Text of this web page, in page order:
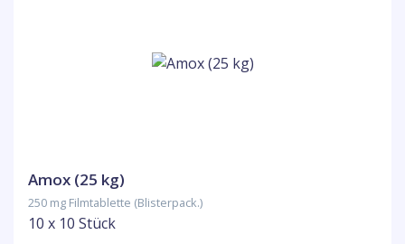
Amox (25 kg)
250 mg Filmtablette (Blisterpack.)
10 x 10 Stück